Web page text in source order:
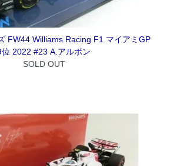
FW44 Williams Racing F1 マイアミGP
位 2022 #23 A.アルボン
SOLD OUT